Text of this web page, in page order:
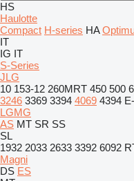
HS
Haulotte
Compact H-series HA
IT
IG IT
S-Series
JLG
10 153-12 260MRT 450 500
3246 3369 3394 4069 4394
LGMG
AS MT SR SS
SL
1932 2033 2633 3392 6092
Magni
DS ES